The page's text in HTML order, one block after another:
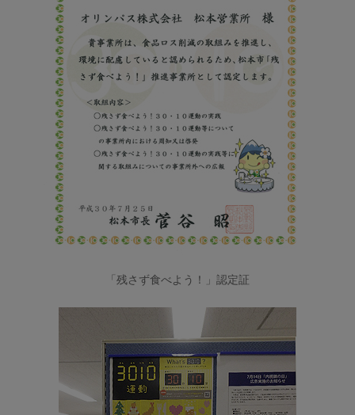
「残さず食べよう！」認定証